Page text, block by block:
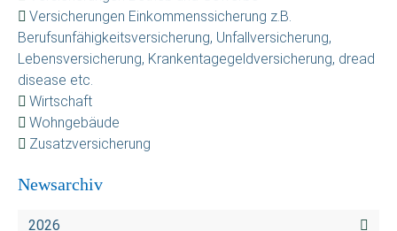
Versicherungen Einkommenssicherung z.B.
Berufsunfähigkeitsversicherung, Unfallversicherung,
Lebensversicherung, Krankentagegeldversicherung, dread
disease etc.
Wirtschaft
Wohngebäude
Zusatzversicherung
Newsarchiv
2026